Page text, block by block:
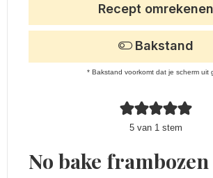
5 van 1 stem
Recept omrekenen
Bakstand
* Bakstand voorkomt dat je scherm uit
No bake frambozen